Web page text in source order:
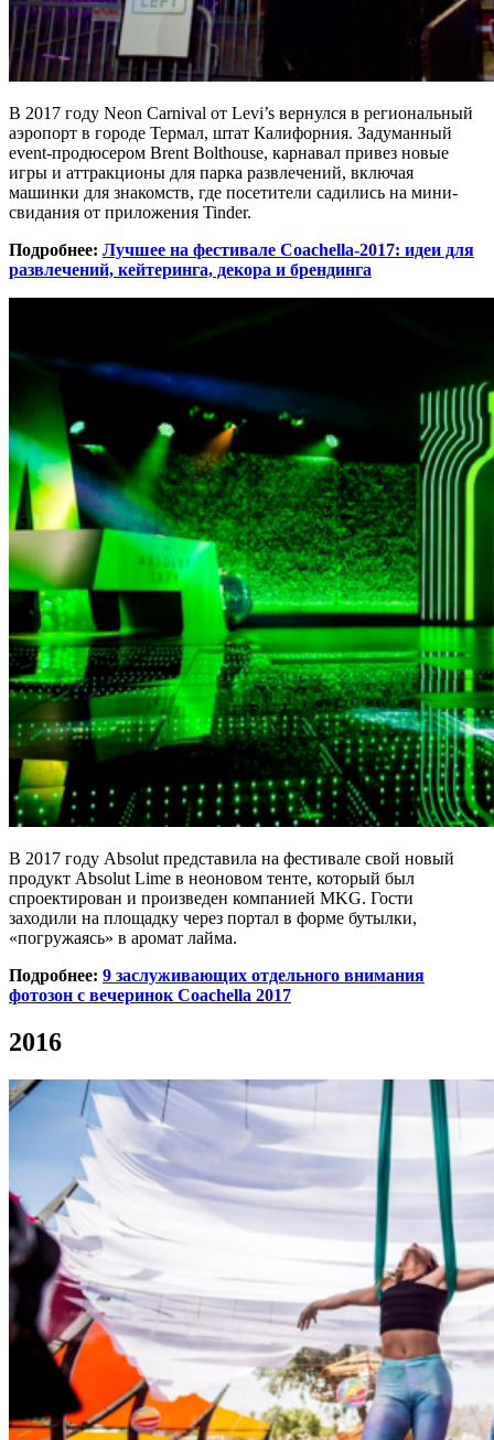
В 2017 году Neon Carnival от Levi’s вернулся в региональный
аэропорт в городе Термал, штат Калифорния. Задуманный
event-продюсером Brent Bolthouse, карнавал привез новые
игры и аттракционы для парка развлечений, включая
машинки для знакомств, где посетители садились на мини-
свидания от приложения Tinder.
Подробнее: Лучшее на фестивале Coachella-2017: идеи для
развлечений, кейтеринга, декора и брендинга
В 2017 году Absolut представила на фестивале свой новый
продукт Absolut Lime в неоновом тенте, который был
спроектирован и произведен компанией MKG. Гости
заходили на площадку через портал в форме бутылки,
«погружаясь» в аромат лайма.
Подробнее: 9 заслуживающих отдельного внимания
фотозон с вечеринок Coachella 2017
2016